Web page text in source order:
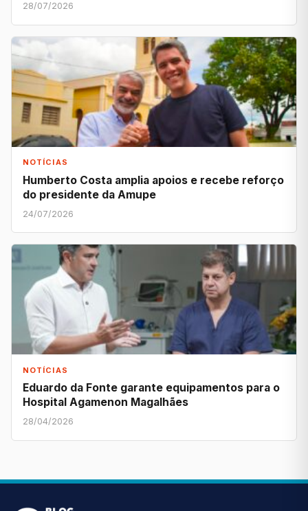
28/07/2026
NOTÍCIAS
Humberto Costa amplia apoios e recebe reforço
do presidente da Amupe
24/07/2026
NOTÍCIAS
Eduardo da Fonte garante equipamentos para o
Hospital Agamenon Magalhães
28/04/2026